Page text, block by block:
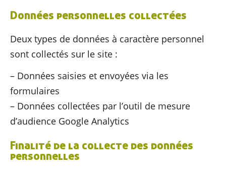
Données personnelles collectées
Deux types de données à caractère personnel
sont collectés sur le site :
– Données saisies et envoyées via les
formulaires
– Données collectées par l’outil de mesure
d’audience Google Analytics
Finalité de la collecte des données
personnelles
Découvrir
Agriculteurs
Collectivités & territoires
Professionnels
de l’alimentation
Consom’